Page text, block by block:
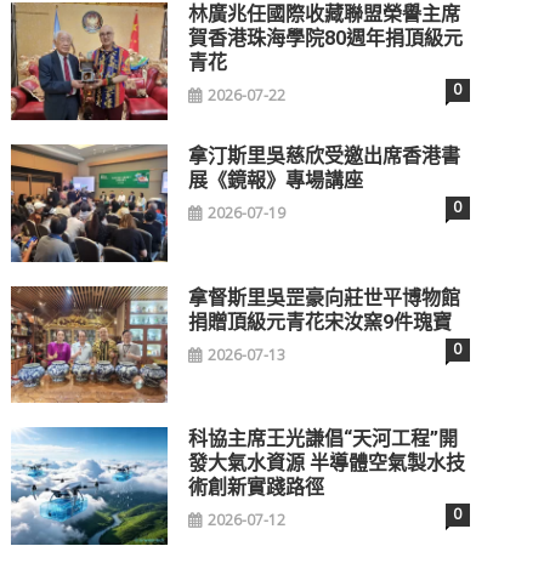
林廣兆任國際收藏聯盟榮譽主席
賀香港珠海學院80週年捐頂級元
青花
2026-07-22 0
拿汀斯里吳慈欣受邀出席香港書
展《鏡報》專場講座
2026-07-19 0
拿督斯里吳罡豪向莊世平博物館
捐贈頂級元青花宋汝窯9件瑰寶
2026-07-13 0
科協主席王光謙倡“天河工程”開
發大氣水資源 半導體空氣製水技
術創新實踐路徑
2026-07-12 0